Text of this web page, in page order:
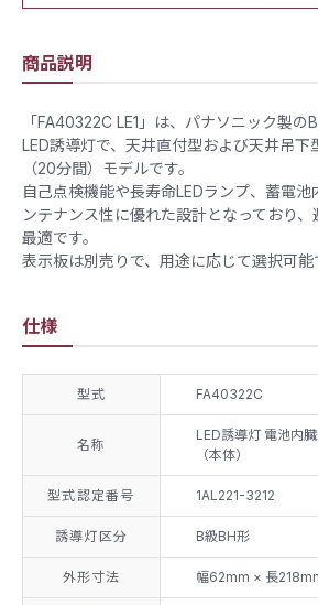
商品説明
「FA40322C LE1」は、パナソニック製の
LED誘導灯で、天井直付型および天井吊下
（20分間）モデルです。
自己点検機能や長寿命LEDランプ、蓄電池
ンテナンス性に優れた設計となっており
最適です。
表示板は別売りで、用途に応じて選択可能
仕様
型式 FA40322C
名称
LED誘導灯 電池内
（本体）
型式認定番号 1AL221-3212
誘導灯区分 B級BH形
外形寸法 幅62mm × 長